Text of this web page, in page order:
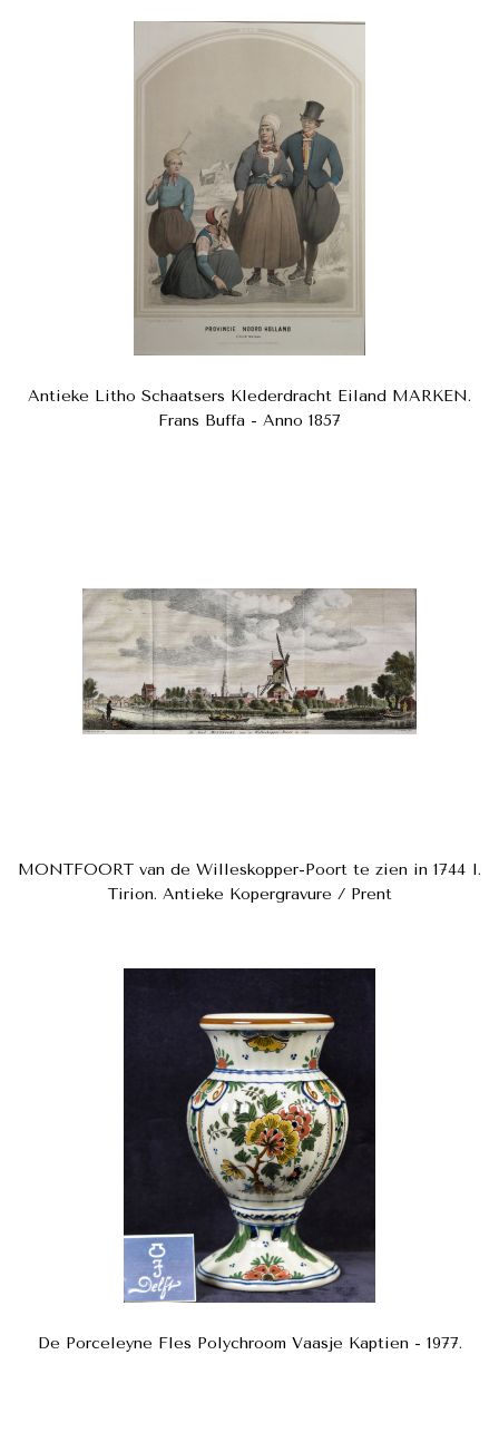
Antieke Litho Schaatsers Klederdracht Eiland MARKEN.
Frans Buffa - Anno 1857
MONTFOORT van de Willeskopper-Poort te zien in 1744 I.
Tirion. Antieke Kopergravure / Prent
De Porceleyne Fles Polychroom Vaasje Kaptien - 1977.